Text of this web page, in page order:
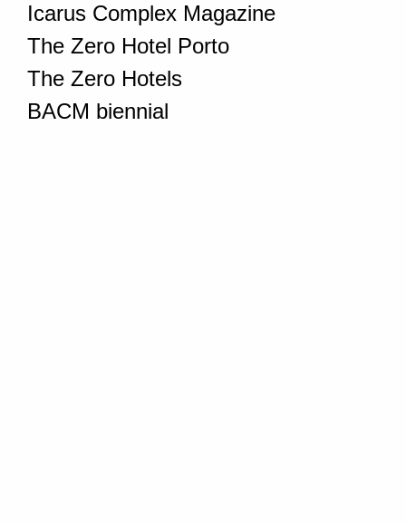
Icarus Complex Magazine
The Zero Hotel Porto
The Zero Hotels
BACM biennial